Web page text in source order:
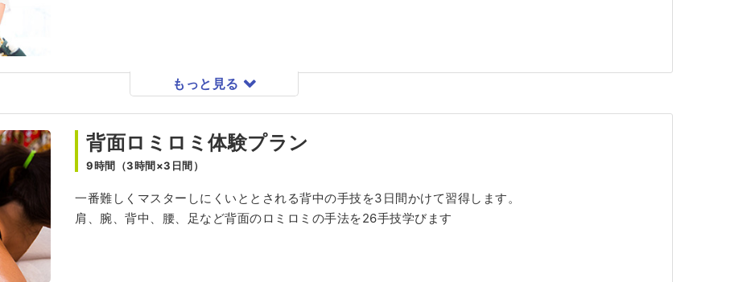
もっと見る
背面ロミロミ体験プラン
9時間（3時間×3日間）
一番難しくマスターしにくいととされる背中の手技を3日間かけて習得します。
肩、腕、背中、腰、足など背面のロミロミの手法を26手技学びます